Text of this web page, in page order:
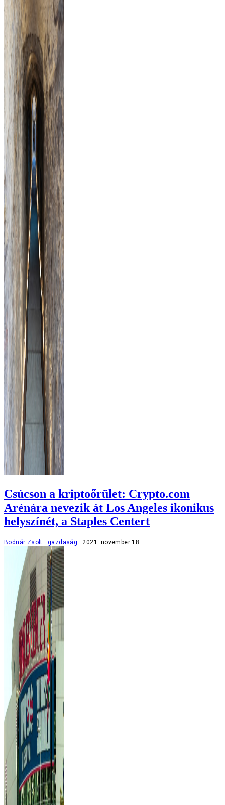
Csúcson a kriptoőrület: Crypto.com
Arénára nevezik át Los Angeles ikonikus
helyszínét, a Staples Centert
Bodnár Zsolt gazdaság 2021. november 18.